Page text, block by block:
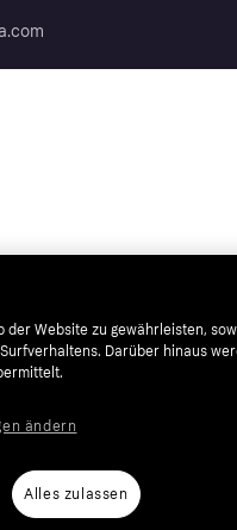
der Website zu gewährleisten,
Darüber hinaus
Alles zulassen
ändern